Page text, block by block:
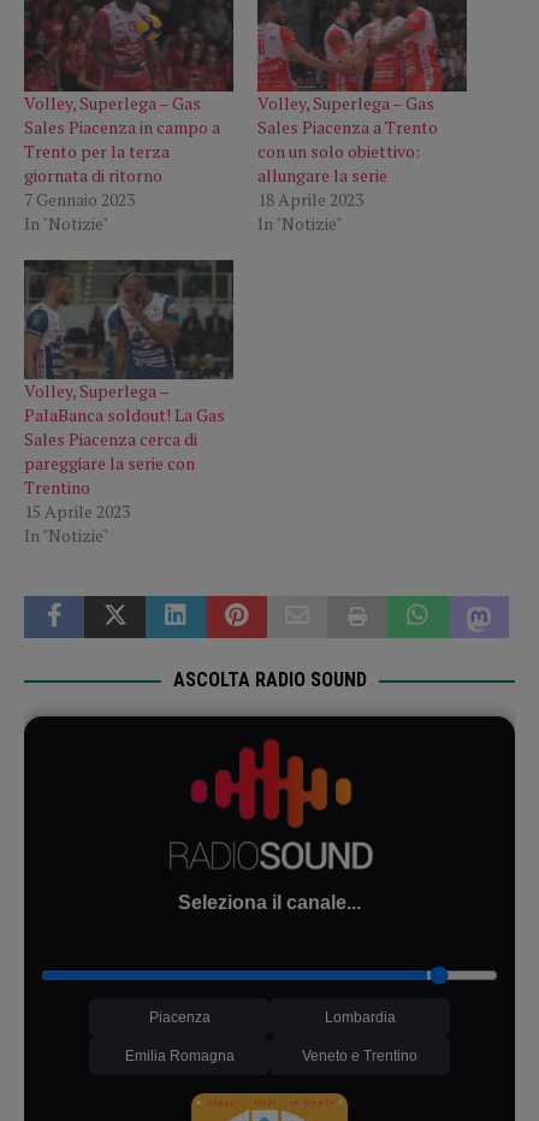
Volley, Superlega – Gas
Sales Piacenza in campo a
Trento per la terza
giornata di ritorno
7 Gennaio 2023
In "Notizie"
Volley, Superlega – Gas
Sales Piacenza a Trento
con un solo obiettivo:
allungare la serie
18 Aprile 2023
In "Notizie"
Volley, Superlega –
PalaBanca soldout! La Gas
Sales Piacenza cerca di
pareggiare la serie con
Trentino
15 Aprile 2023
In "Notizie"
ASCOLTA RADIO SOUND
Seleziona il canale...
Piacenza Lombardia
Emilia Romagna Veneto e Trentino